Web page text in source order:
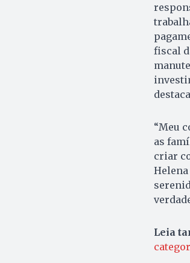
fiscal
“Meu
as
criar
Leia